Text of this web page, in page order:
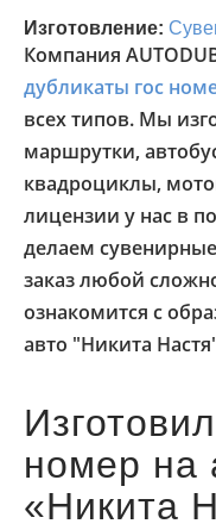
Изготовление:
Компания
дубликаты гос
всех типов. Мы
маршрутки,
квадроциклы,
лицензии у нас в
делаем
заказ любой
ознакомится с
авто "Никита
номер на
«Никита